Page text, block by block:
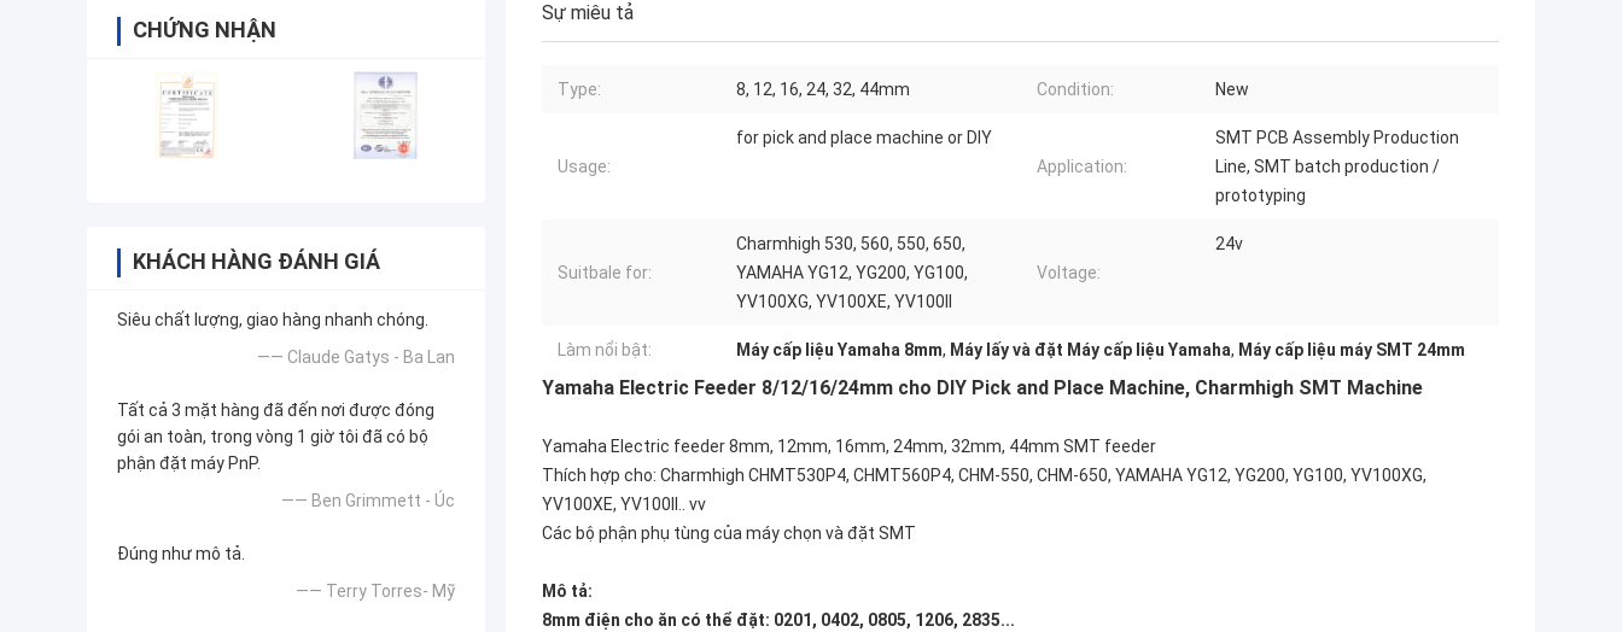
CHỨNG NHẬN
KHÁCH HÀNG ĐÁNH GIÁ
Siêu chất lượng, giao hàng nhanh chóng.
—— Claude Gatys - Ba Lan
Tất cả 3 mặt hàng đã đến nơi được đóng
gói an toàn, trong vòng 1 giờ tôi đã có bộ
phận đặt máy PnP.
—— Ben Grimmett - Úc
Đúng như mô tả.
—— Terry Torres- Mỹ
Sự miêu tả
Type: 8, 12, 16, 24, 32, 44mm Condition: New
Usage:
for pick and place machine or DIY
Application:
SMT PCB Assembly Production
Line, SMT batch production /
prototyping
Suitbale for:
Charmhigh 530, 560, 550, 650,
YAMAHA YG12, YG200, YG100,
YV100XG, YV100XE, YV100II
Voltage:
24v
Làm nổi bật: Máy cấp liệu Yamaha 8mm, Máy lấy và đặt Máy cấp liệu Yamaha, Máy cấp liệu máy SMT 24mm
Yamaha Electric Feeder 8/12/16/24mm cho DIY Pick and Place Machine, Charmhigh SMT Machine
Yamaha Electric feeder 8mm, 12mm, 16mm, 24mm, 32mm, 44mm SMT feeder
Thích hợp cho: Charmhigh CHMT530P4, CHMT560P4, CHM-550, CHM-650, YAMAHA YG12, YG200, YG100, YV100XG,
YV100XE, YV100II.. vv
Các bộ phận phụ tùng của máy chọn và đặt SMT
Mô tả:
8mm điện cho ăn có thể đặt: 0201, 0402, 0805, 1206, 2835...